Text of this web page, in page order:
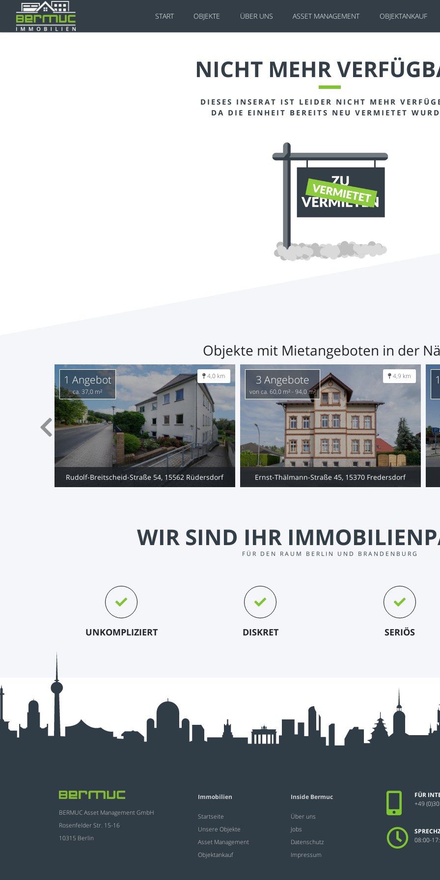
START OBJEKTE ÜBER UNS ASSET MANAGEMENT OBJEKTANKAUF
NICHT MEHR
DIESES INSERAT IST LEIDER NICHT MEHR
DA DIE EINHEIT BEREITS NEU VERMIETET
Objekte mit Mietangeboten in der
4,0 km
Rudolf-Breitscheid-Straße 54, 15562 Rüdersdorf
1 Angebot
ca. 37,0 m²
4,9 km
Ernst-Thälmann-Straße 45, 15370 Fredersdorf
3 Angebote
von ca. 60,0 m² - 94,0 m²
WIR SIND IHR
FÜR DEN RAUM BERLIN UND BRANDENBURG
UNKOMPLIZIERT DISKRET SERIÖS
BERMUC Asset Management GmbH
Rosenfelder Str. 15-16
10315 Berlin
Immobilien
Startseite
Unsere Objekte
Asset Management
Objektankauf
Inside Bermuc
Über uns
Jobs
Datenschutz
Impressum
FÜR
+49
08:00-